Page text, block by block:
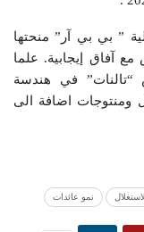
” بي بي آر” منحتها
تونس مع آفاق إيجابية. علما
أحدثت سنة 1994 وتختص “تالنات” في هندسة
ومنتوجات اضافة الى
نمو عائدات